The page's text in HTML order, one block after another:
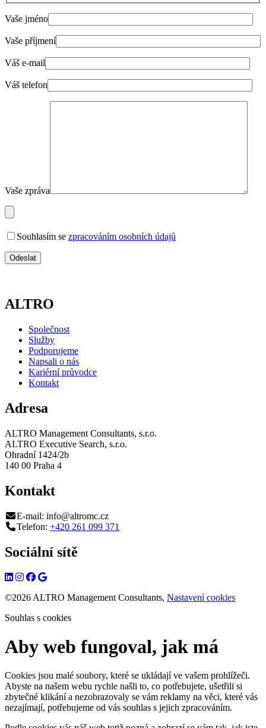
Vaše jméno
Vaše příjmení
Váš e-mail
Váš telefon
Vaše zpráva
Souhlasím se zpracováním osobních údajů
ALTRO
Společnost
Služby
Podporujeme
Napsali o nás
Kariérní průvodce
Kontakt
Adresa
ALTRO Management Consultants, s.r.o.
ALTRO Executive Search, s.r.o.
Ohradní 1424/2b
140 00 Praha 4
Kontakt
E-mail: info@altromc.cz
Telefon: +420 261 099 371
Sociální sítě
©2026 ALTRO Management Consultants, Nastavení cookies
Souhlas s cookies
Aby web fungoval, jak má
Cookies jsou malé soubory, které se ukládají ve vašem prohlížeči.
Abyste na našem webu rychle našli to, co potřebujete, ušetřili si
zbytečné klikání a nezobrazovaly se vám reklamy na věci, které vás
nezajímají, potřebujeme od vás souhlas s jejich zpracováním.